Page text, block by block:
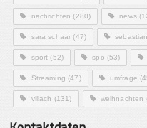
nachrichten (280) news
sara schaar (47)
sport (52) spö (53)
Streaming (47) umfrage
villach (131) weihnachten